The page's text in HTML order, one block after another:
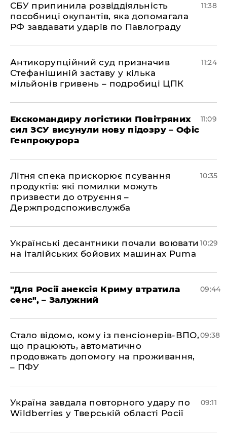
СБУ припинила розвіддіяльність
пособниці окупантів, яка допомагала
РФ завдавати ударів по Павлограду
11:38
Антикорупційний суд призначив
Стефанішиній заставу у кілька
мільйонів гривень – подробиці ЦПК
11:24
Екскомандиру логістики Повітряних
сил ЗСУ висунули нову підозру – Офіс
Генпрокурора
11:09
Літня спека прискорює псування
продуктів: які помилки можуть
призвести до отруєння –
Держпродспоживслужба
10:35
Українські десантники почали воювати
на італійських бойових машинах Puma
10:29
"Для Росії анексія Криму втратила
сенс", – Залужний
09:44
Стало відомо, кому із пенсіонерів-ВПО,
що працюють, автоматично
продовжать допомогу на проживання,
– ПФУ
09:38
Україна завдала повторного удару по
Wildberries у Тверській області Росії
09:11